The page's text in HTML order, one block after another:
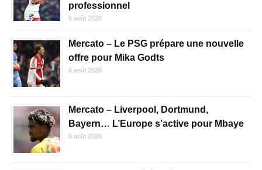
professionnel
6 août 2026
Mercato – Le PSG prépare une nouvelle
offre pour Mika Godts
6 août 2026
Mercato – Liverpool, Dortmund,
Bayern… L’Europe s’active pour Mbaye
6 août 2026